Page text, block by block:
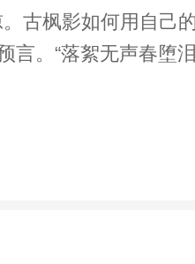
枫影如何用自己
。“落絮无声春堕